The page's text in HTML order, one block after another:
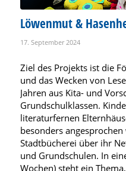
Löwenmut &
17. September 2024
Ziel des Projekts ist die
und das Wecken von
Jahren aus Kita- und
Grundschulklassen.
literaturfernen
besonders
Stadtbücherei über ihr
und Grundschulen. In
Wochen) steht ein